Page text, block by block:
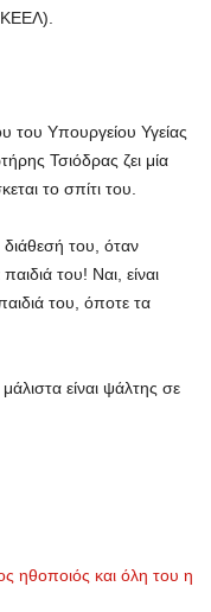
του Υπουργείου Υγείας
Τσιόδρας ζει μία
το σπίτι του.
διάθεσή του, όταν
του! Ναι, είναι
του, όποτε τα
είναι ψάλτης σε
ηθοποιός και όλη του η